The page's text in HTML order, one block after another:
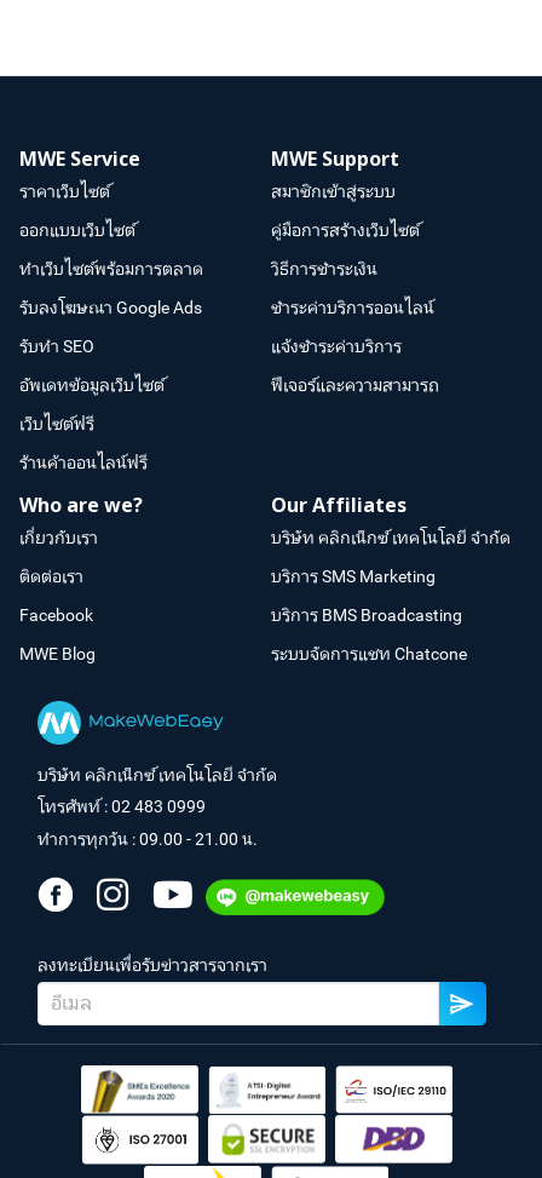
MWE Service
ราคาเว็บไซต์
ออกแบบเว็บไซต์
ทำเว็บไซต์พร้อมการตลาด
รับลงโฆษณา Google Ads
รับทำ SEO
อัพเดทข้อมูลเว็บไซต์
เว็บไซต์ฟรี
ร้านค้าออนไลน์ฟรี
MWE Support
สมาชิกเข้าสู่ระบบ
คู่มือการสร้างเว็บไซต์
วิธีการชำระเงิน
ชำระค่าบริการออนไลน์
แจ้งชำระค่าบริการ
ฟีเจอร์และความสามารถ
Who are we?
เกี่ยวกับเรา
ติดต่อเรา
Facebook
MWE Blog
Our Affiliates
บริษัท คลิกเน็กซ์ เทคโนโลยี จำกัด
บริการ SMS Marketing
บริการ BMS Broadcasting
ระบบจัดการแชท Chatcone
บริษัท คลิกเน็กซ์ เทคโนโลยี จำกัด
โทรศัพท์ :02 483 0999
ทำการทุกวัน : 09.00 - 21.00 น.
ลงทะเบียนเพื่อรับข่าวสารจากเรา